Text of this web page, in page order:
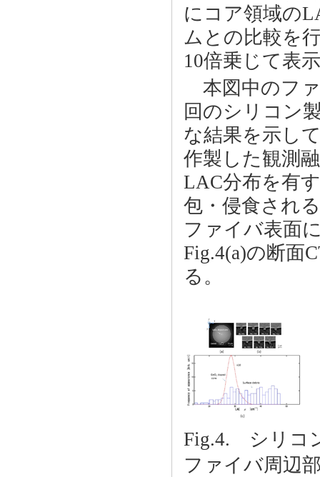
にコア領域の
ムとの比較を
10倍乗じて表
本図中のフ
回のシリコン
な結果を示し
作製した観測
LAC分布を有
包・侵食され
ファイバ表面
Fig.4(a)の断面
る。
Fig.4. シリコ
ファイバ周辺